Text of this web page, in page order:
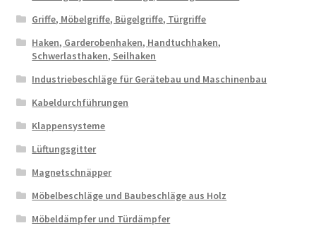
Griffe, Möbelgriffe, Bügelgriffe, Türgriffe
Haken, Garderobenhaken, Handtuchhaken,
Schwerlasthaken, Seilhaken
Industriebeschläge für Gerätebau und Maschinenbau
Kabeldurchführungen
Klappensysteme
Lüftungsgitter
Magnetschnäpper
Möbelbeschläge und Baubeschläge aus Holz
Möbeldämpfer und Türdämpfer